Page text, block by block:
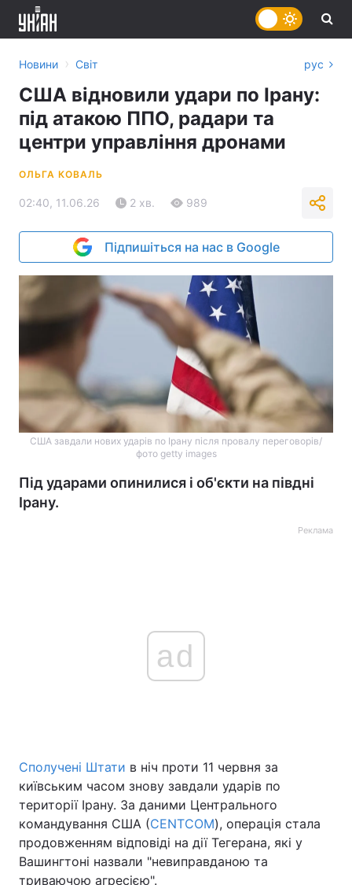
Головна Війна
Україна Політика
Економіка Світ
Спорт
Новини › Світ рус
США відновили удари по Ірану:
під атакою ППО, радари та
центри управління дронами
ОЛЬГА КОВАЛЬ
02:40, 11.06.26 2 хв. 989
Підпишіться на нас в Google
США завдали нових ударів по Ірану після провалу переговорів/
фото getty images
Під ударами опинилися і об'єкти на півдні
Ірану.
Реклама
ad
Сполучені Штати в ніч проти 11 червня за
київським часом знову завдали ударів по
території Ірану. За даними Центрального
командування США (CENTCOM), операція стала
продовженням відповіді на дії Тегерана, які у
Вашингтоні назвали "невиправданою та
триваючою агресією".